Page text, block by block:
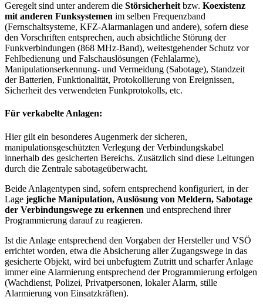
Geregelt sind unter anderem die Störsicherheit bzw. Koexistenz
mit anderen Funksystemen im selben Frequenzband
(Fernschaltsysteme, KFZ-Alarmanlagen und andere), sofern diese
den Vorschriften entsprechen, auch absichtliche Störung der
Funkverbindungen (868 MHz-Band), weitestgehender Schutz vor
Fehlbedienung und Falschauslösungen (Fehlalarme),
Manipulationserkennung- und Vermeidung (Sabotage), Standzeit
der Batterien, Funktionalität, Protokollierung von Ereignissen,
Sicherheit des verwendeten Funkprotokolls, etc.
Für verkabelte Anlagen:
Hier gilt ein besonderes Augenmerk der sicheren,
manipulationsgeschützten Verlegung der Verbindungskabel
innerhalb des gesicherten Bereichs. Zusätzlich sind diese Leitungen
durch die Zentrale sabotageüberwacht.
Beide Anlagentypen sind, sofern entsprechend konfiguriert, in der
Lage jegliche Manipulation, Auslösung von Meldern, Sabotage
der Verbindungswege zu erkennen und entsprechend ihrer
Programmierung darauf zu reagieren.
Ist die Anlage entsprechend den Vorgaben der Hersteller und VSÖ
errichtet worden, etwa die Absicherung aller Zugangswege in das
gesicherte Objekt, wird bei unbefugtem Zutritt und scharfer Anlage
immer eine Alarmierung entsprechend der Programmierung erfolgen
(Wachdienst, Polizei, Privatpersonen, lokaler Alarm, stille
Alarmierung von Einsatzkräften).